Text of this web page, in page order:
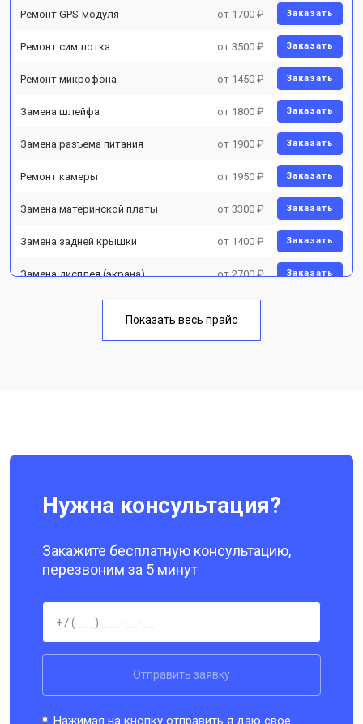
Ремонт GPS-модуля от 1700 ₽ Заказать
Ремонт сим лотка от 3500 ₽ Заказать
Ремонт микрофона от 1450 ₽ Заказать
Замена шлейфа от 1800 ₽ Заказать
Замена разъема питания от 1900 ₽ Заказать
Ремонт камеры от 1950 ₽ Заказать
Замена материнской платы от 3300 ₽ Заказать
Замена задней крышки от 1400 ₽ Заказать
Замена дисплея (экрана) от 2700 ₽ Заказать
Замена кнопки включения от 1750 ₽
Показать весь прайс
Нужна консультация?
Закажите бесплатную консультацию,
перезвоним за 5 минут
Отправить заявку
Нажимая на кнопку отправить я даю свое